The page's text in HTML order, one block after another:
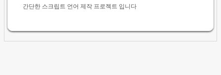
간단한 스크립트 언어 제작 프로젝트 입니다